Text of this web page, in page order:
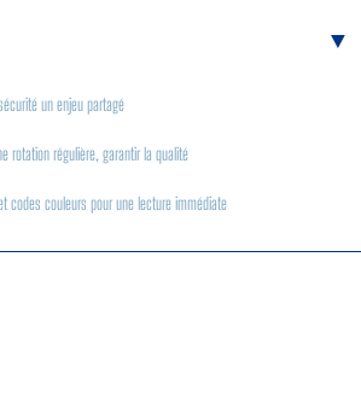
un enjeu partagé
rotation régulière, garantir la qualité
codes couleurs pour une lecture immédiate